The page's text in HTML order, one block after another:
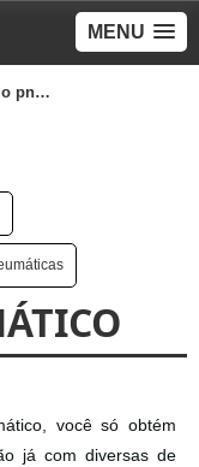
MENU
Martelo pneumático
você só obtém
já com diversas de